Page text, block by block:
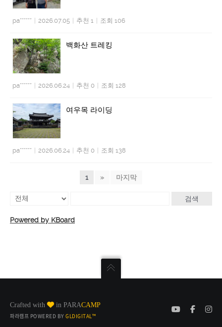
pa****** 2026.07.05 추천 1 조회 106
백화산 트레킹
pa****** 2026.06.24 추천 0 조회 128
여우목 라이딩
pa****** 2026.06.24 추천 0 조회 138
1 » 마지막
검색
Powered by KBoard
Crafted with in PARACAMP
파라캠프 POWERED BY GLDIGITAL™